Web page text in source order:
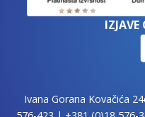
Ivana Gorana Kovačića